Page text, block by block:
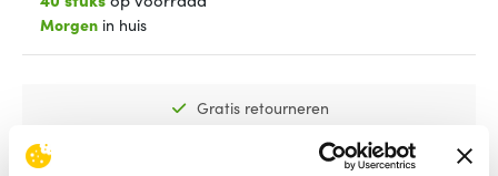
Morgen in huis
Gratis retourneren
60 dagen bedenktermijn